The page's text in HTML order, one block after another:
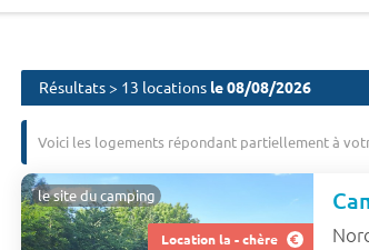
Résultats > 13 locations le 08/08/2026
Voici les logements répondant partiellement à
Location la - chère
le site du camping